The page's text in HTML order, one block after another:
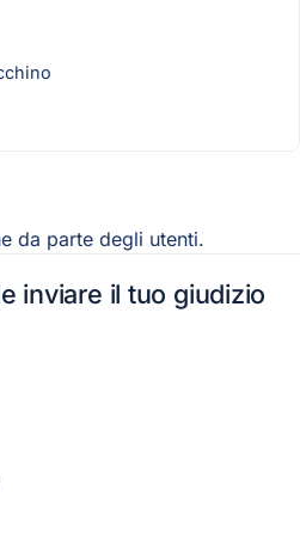
da parte degli utenti.
inviare il tuo giudizio